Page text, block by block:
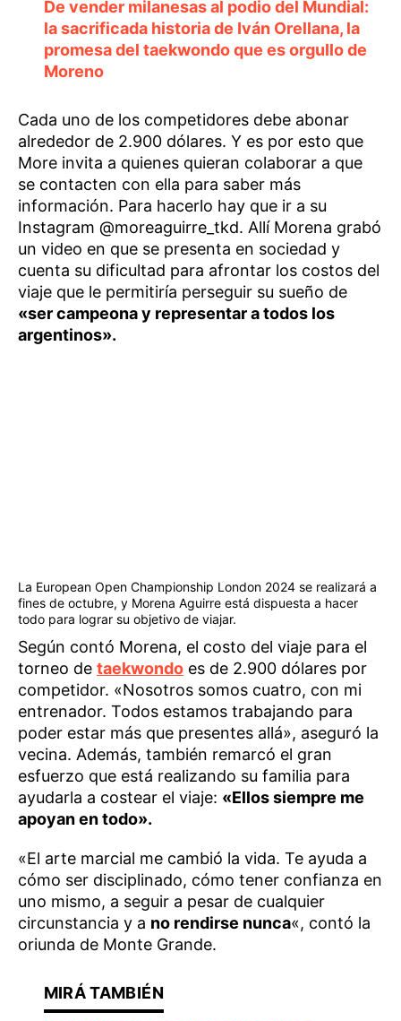
De vender milanesas al podio del Mundial:
la sacrificada historia de Iván Orellana, la
promesa del taekwondo que es orgullo de
Moreno
Cada uno de los competidores debe abonar
alrededor de 2.900 dólares. Y es por esto que
More invita a quienes quieran colaborar a que
se contacten con ella para saber más
información. Para hacerlo hay que ir a su
Instagram @moreaguirre_tkd. Allí Morena grabó
un video en que se presenta en sociedad y
cuenta su dificultad para afrontar los costos del
viaje que le permitiría perseguir su sueño de
«ser campeona y representar a todos los
argentinos».
La European Open Championship London 2024 se realizará a
fines de octubre, y Morena Aguirre está dispuesta a hacer
todo para lograr su objetivo de viajar.
Según contó Morena, el costo del viaje para el
torneo de taekwondo es de 2.900 dólares por
competidor. «Nosotros somos cuatro, con mi
entrenador. Todos estamos trabajando para
poder estar más que presentes allá», aseguró la
vecina. Además, también remarcó el gran
esfuerzo que está realizando su familia para
ayudarla a costear el viaje: «Ellos siempre me
apoyan en todo».
«El arte marcial me cambió la vida. Te ayuda a
cómo ser disciplinado, cómo tener confianza en
uno mismo, a seguir a pesar de cualquier
circunstancia y a no rendirse nunca«, contó la
oriunda de Monte Grande.